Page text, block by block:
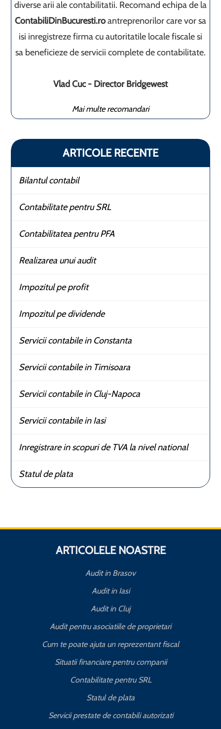
diverse arii ale contabilitatii. Recomand echipa de la
ContabiliDinBucuresti.roantreprenorilor care vor sa
isi inregistreze firma cu autoritatile locale fiscale si
sa beneficieze de servicii complete de contabilitate.
Vlad Cuc - Director Bridgewest
Mai multe recomandari
ARTICOLE RECENTE
Bilantul contabil
Contabilitate pentru SRL
Contabilitatea pentru PFA
Realizarea unui audit
Impozitul pe profit
Impozitul pe dividende
Servicii contabile in Constanta
Servicii contabile in Timisoara
Servicii contabile in Cluj-Napoca
Servicii contabile in Iasi
Inregistrare in scopuri de TVA la nivel national
Statul de plata
ARTICOLELE NOASTRE
Audit in Brasov
Audit in Iasi
Audit in Cluj
Audit pentru asociatiile de proprietari
Cum te poate ajuta un reprezentant fiscal
Situatii financiare pentru companii
Contabilitate pentru SRL
Statul de plata
Servicii prestate de contabili autorizati